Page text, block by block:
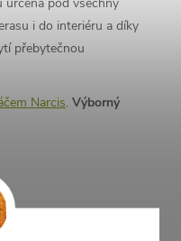
i do interiéru a díky
přebytečnou
Narcis. Výborný